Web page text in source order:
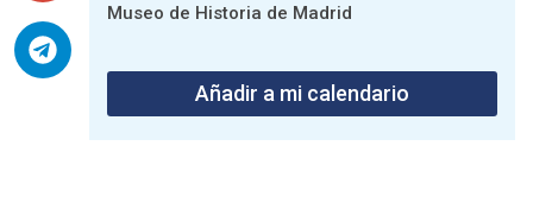
Museo de Historia de Madrid
Añadir a mi calendario